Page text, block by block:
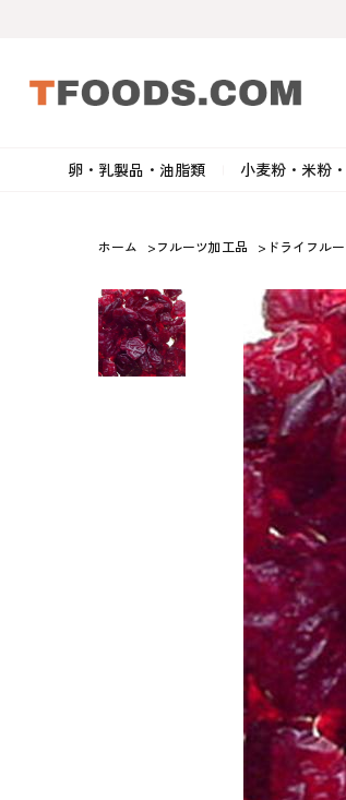
卵・乳製品・油脂類
バター
クリームチーズ
その他のチーズ
生
卵
ショ
小麦粉・米粉
強力粉
薄力粉
全粒
卵・乳製品・油脂類 小麦粉・米粉・粉類
香料・スパイス
ホーム >フルーツ加工品 > ドライフル